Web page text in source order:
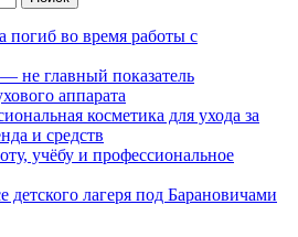
погиб во время работы с
не главный показатель
аппарата
косметика для ухода за
и средств
учёбу и профессиональное
детского лагеря под Барановичами